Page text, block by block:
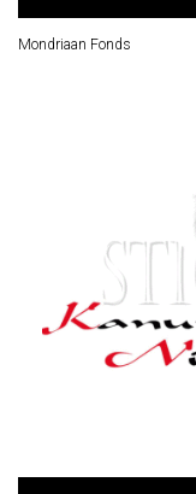
Mondriaan Fonds